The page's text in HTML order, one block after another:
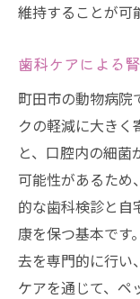
維持することが可
歯科ケアによる
町田市の動物病院
クの軽減に大きく
と、口腔内の細
可能性があるため
的な歯科検診と自
康を保つ基本です
去を専門的に行い
ケアを通じて、ペ